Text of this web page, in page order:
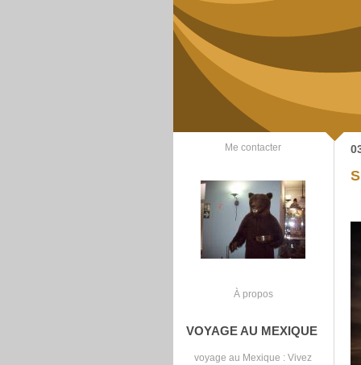
Me contacter
À propos
VOYAGE AU MEXIQUE
voyage au Mexique : Vivez